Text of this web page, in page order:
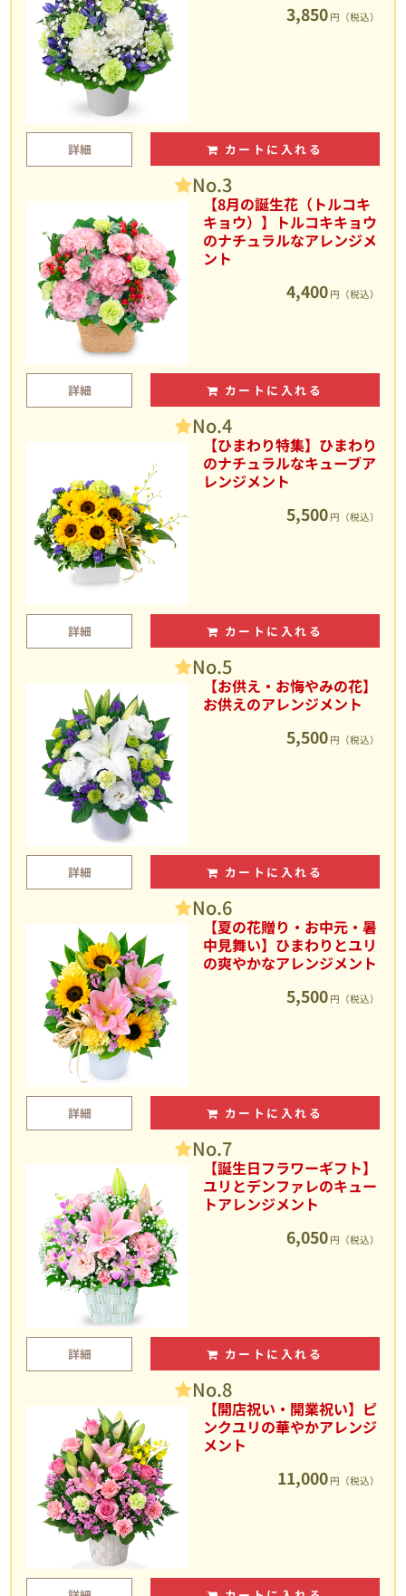
3,850 円（税込）
詳細 カートに入れる
No.3
【8月の誕生花（トルコキ
キョウ）】トルコキキョウ
のナチュラルなアレンジメ
ント
4,400 円（税込）
詳細 カートに入れる
No.4
【ひまわり特集】ひまわり
のナチュラルなキューブア
レンジメント
5,500 円（税込）
詳細 カートに入れる
No.5
【お供え・お悔やみの花】
お供えのアレンジメント
5,500 円（税込）
詳細 カートに入れる
No.6
【夏の花贈り・お中元・暑
中見舞い】ひまわりとユリ
の爽やかなアレンジメント
5,500 円（税込）
詳細 カートに入れる
No.7
【誕生日フラワーギフト】
ユリとデンファレのキュー
トアレンジメント
6,050 円（税込）
詳細 カートに入れる
No.8
【開店祝い・開業祝い】ピ
ンクユリの華やかアレンジ
メント
11,000 円（税込）